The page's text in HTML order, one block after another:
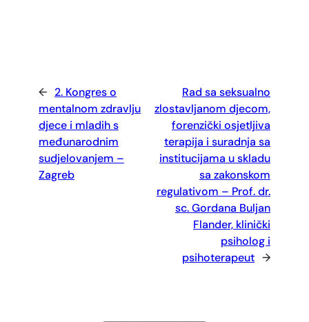
← 2. Kongres o
mentalnom zdravlju
djece i mladih s
međunarodnim
sudjelovanjem –
Zagreb
Rad sa seksualno
zlostavljanom djecom,
forenzički osjetljiva
terapija i suradnja sa
institucijama u skladu
sa zakonskom
regulativom – Prof. dr.
sc. Gordana Buljan
Flander, klinički
psiholog i
psihoterapeut →